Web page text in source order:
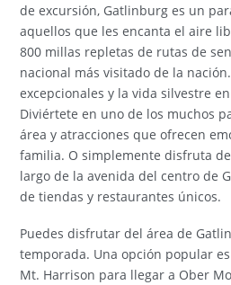
de excursión, Gatlinburg es un
aquellos que les encanta el aire
800 millas repletas de rutas de
nacional más visitado de la
excepcionales y la vida silvestre
Diviértete en uno de los muchos
área y atracciones que ofrecen
familia. O simplemente disfruta
largo de la avenida del centro de
de tiendas y restaurantes únicos.
Puedes disfrutar del área de
temporada. Una opción popular
Mt. Harrison para llegar a Ober